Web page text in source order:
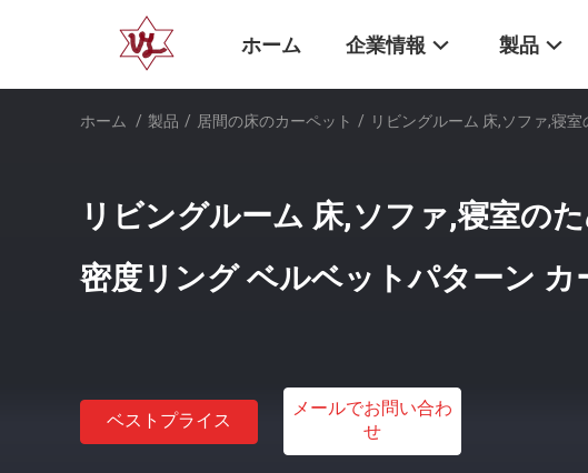
ホーム 企業情報 製品
ホーム / 製品 / 居間の床のカーペット / リビングルーム 床,ソファ,寝
リビングルーム 床,ソファ,寝室の
密度リング ベルベットパターン カ
ベストプライス
メールでお問い合わ
せ